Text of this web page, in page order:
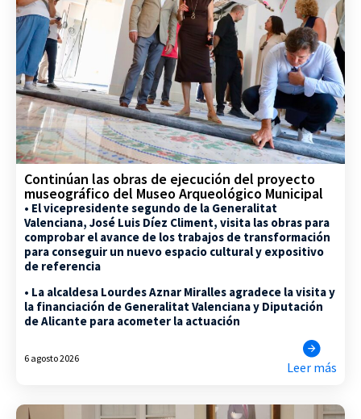
Continúan las obras de ejecución del proyecto
museográfico del Museo Arqueológico Municipal
• El vicepresidente segundo de la Generalitat
Valenciana, José Luis Díez Climent, visita las obras para
comprobar el avance de los trabajos de transformación
para conseguir un nuevo espacio cultural y expositivo
de referencia
• La alcaldesa Lourdes Aznar Miralles agradece la visita y
la financiación de Generalitat Valenciana y Diputación
de Alicante para acometer la actuación
6 agosto 2026
Leer más